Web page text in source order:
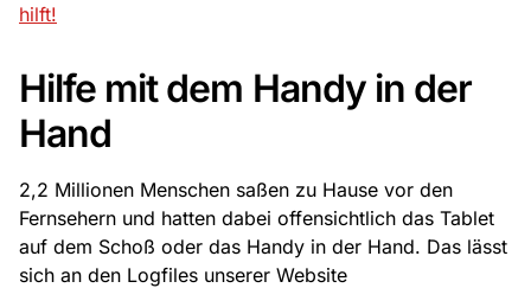
hilft!
Hilfe mit dem Handy in der
Hand
2,2 Millionen Menschen saßen zu Hause vor den
Fernsehern und hatten dabei offensichtlich das Tablet
auf dem Schoß oder das Handy in der Hand. Das lässt
sich an den Logfiles unserer Website